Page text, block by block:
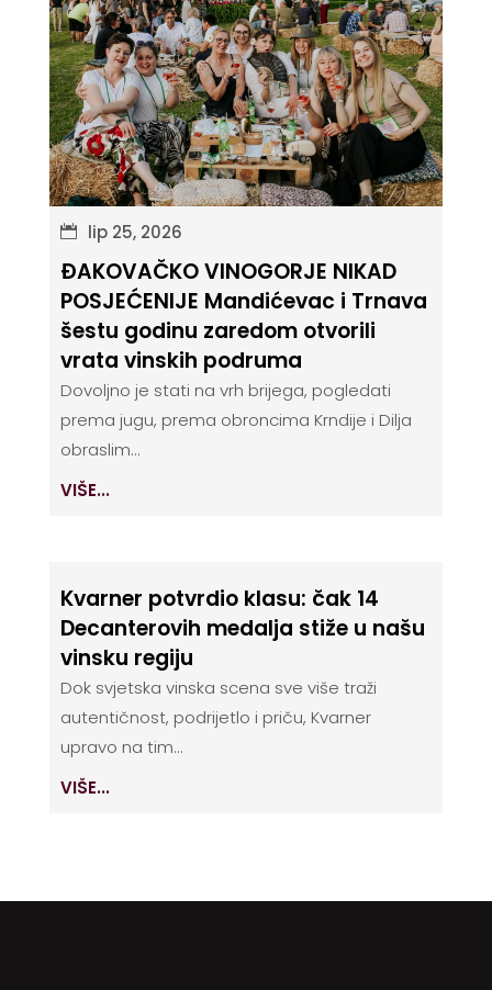
lip 25, 2026
ĐAKOVAČKO VINOGORJE NIKAD
POSJEĆENIJE Mandićevac i Trnava
šestu godinu zaredom otvorili
vrata vinskih podruma
Dovoljno je stati na vrh brijega, pogledati
prema jugu, prema obroncima Krndije i Dilja
obraslim...
VIŠE...
Kvarner potvrdio klasu: čak 14
Decanterovih medalja stiže u našu
vinsku regiju
Dok svjetska vinska scena sve više traži
autentičnost, podrijetlo i priču, Kvarner
upravo na tim...
VIŠE...